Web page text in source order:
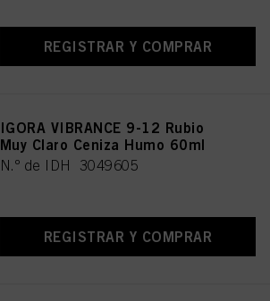
REGISTRAR Y COMPRAR
IGORA VIBRANCE 9-12 Rubio
Muy Claro Ceniza Humo 60ml
N.º de IDH 3049605
REGISTRAR Y COMPRAR